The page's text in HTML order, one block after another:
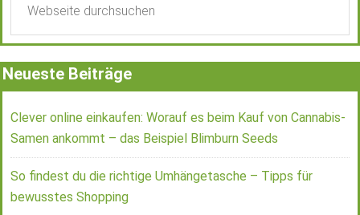
Neueste Beiträge
Clever online einkaufen: Worauf es beim Kauf von Cannabis-
Samen ankommt – das Beispiel Blimburn Seeds
So findest du die richtige Umhängetasche – Tipps für
bewusstes Shopping